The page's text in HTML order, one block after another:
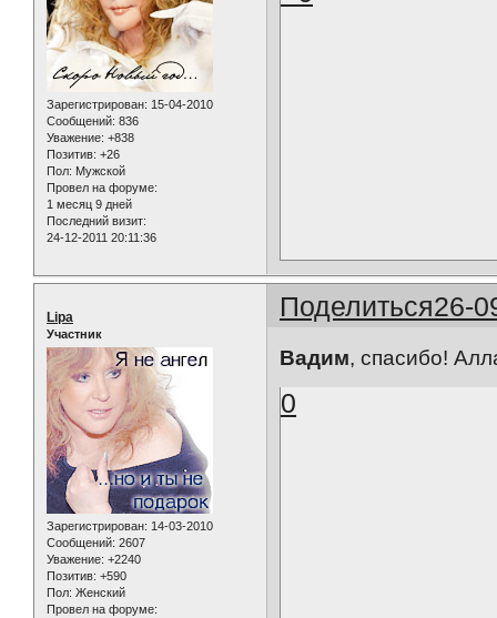
Зарегистрирован: 15-04-2010
Сообщений: 836
Уважение: +838
Позитив: +26
Пол: Мужской
Провел на форуме:
1 месяц 9 дней
Последний визит:
24-12-2011 20:11:36
Поделиться26-
Lipa
Участник
Зарегистрирован: 14-03-2010
Сообщений: 2607
Уважение: +2240
Позитив: +590
Пол: Женский
Провел на форуме:
Вадим, спасибо!
0